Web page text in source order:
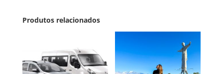
Produtos relacionados